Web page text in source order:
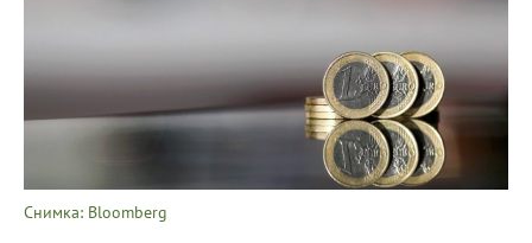
Снимка: Bloomberg